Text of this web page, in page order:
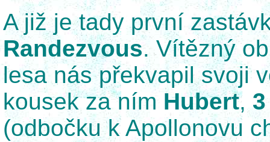
A již je tady první
Randezvous. Vítězný
lesa nás překvapil svoji
kousek za ním Hubert,
(odbočku k Apollonovu